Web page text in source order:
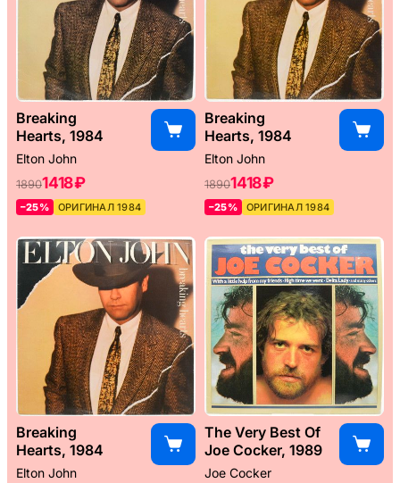
Breaking
Hearts, 1984
Elton John
18901418 ₽
–25% ОРИГИНАЛ 1984
Breaking
Hearts, 1984
Elton John
18901418 ₽
–25% ОРИГИНАЛ 1984
Breaking
Hearts, 1984
Elton John
The Very Best Of
Joe Cocker, 1989
Joe Cocker